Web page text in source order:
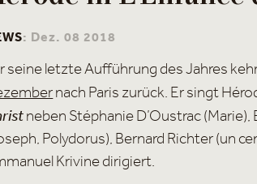
: Dez. 08 2018
seine letzte Aufführung des Jahres
nach Paris zurück. Er singt
neben Stéphanie D’Oustrac
Polydorus), Bernard Richter (un
Krivine dirigiert.